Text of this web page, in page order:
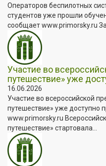
Операторов беспилотных
студентов уже прошли
сообщает www.primorsky.ru
Участие во
путешествие» уже
16.06.2026
Участие во всероссийской
путешествие» уже доступно
www.primorsky.ru
путешествие» стартовала...